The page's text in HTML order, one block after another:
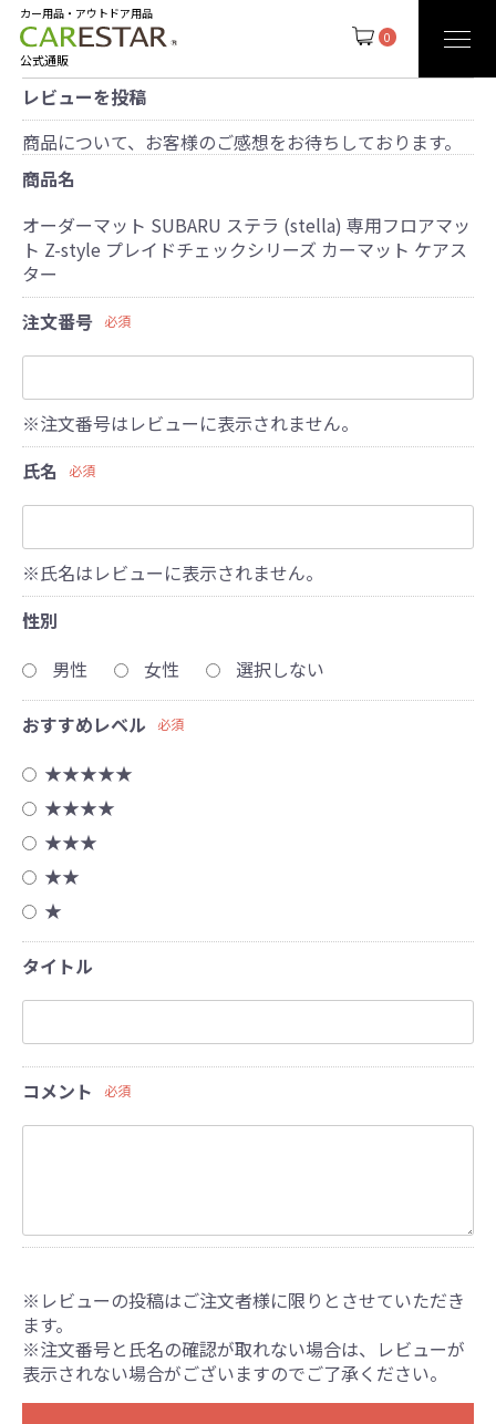
0
カー用品・アウトドア用品
公式通販
レビューを投稿
商品について、お客様のご感想をお待ちしております。
商品名
オーダーマット SUBARU ステラ (stella) 専用フロアマッ
ト Z-style プレイドチェックシリーズ カーマット ケアス
ター
注文番号
必須
※注文番号はレビューに表示されません。
氏名
必須
※氏名はレビューに表示されません。
性別
男性
女性 選択しない
おすすめレベル 必須
★★★★★
★★★★
★★★
★★
★
タイトル
コメント 必須
※レビューの投稿はご注文者様に限りとさせていただき
ます。
※注文番号と氏名の確認が取れない場合は、レビューが
表示されない場合がございますのでご了承ください。